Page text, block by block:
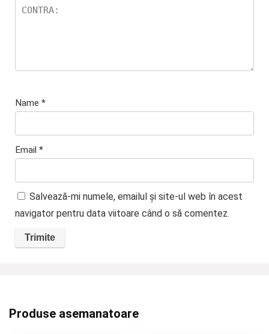
Name *
Email *
Salvează-mi numele, emailul și site-ul web în acest
navigator pentru data viitoare când o să comentez.
Produse asemanatoare